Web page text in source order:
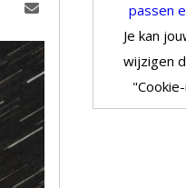
passen
Je kan
wijzigen